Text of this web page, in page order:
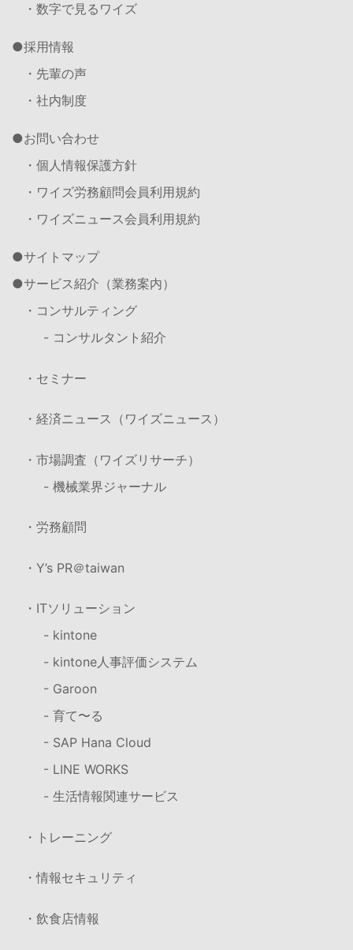
・数字で見るワイズ
採用情報
・先輩の声
・社内制度
お問い合わせ
・個人情報保護方針
・ワイズ労務顧問会員利用規約
・ワイズニュース会員利用規約
サイトマップ
サービス紹介（業務案内）
・コンサルティング
- コンサルタント紹介
・セミナー
・経済ニュース（ワイズニュース）
・市場調査（ワイズリサーチ）
- 機械業界ジャーナル
・労務顧問
・Y’s PR＠taiwan
・ITソリューション
- kintone
- kintone人事評価システム
- Garoon
- 育て〜る
- SAP Hana Cloud
- LINE WORKS
- 生活情報関連サービス
・トレーニング
・情報セキュリティ
・飲食店情報